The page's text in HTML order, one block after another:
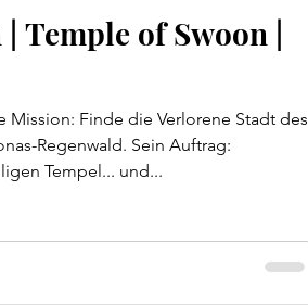
| Temple of Swoon |
Mission: Finde die Verlorene Stadt des
Regenwald. Sein Auftrag:
Tempel... und...